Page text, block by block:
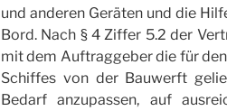
und anderen Geräten und die
Bord. Nach § 4 Ziffer 5.2 der
mit dem Auftraggeber die für
Schiffes von der Bauwerft
Bedarf anzupassen, auf